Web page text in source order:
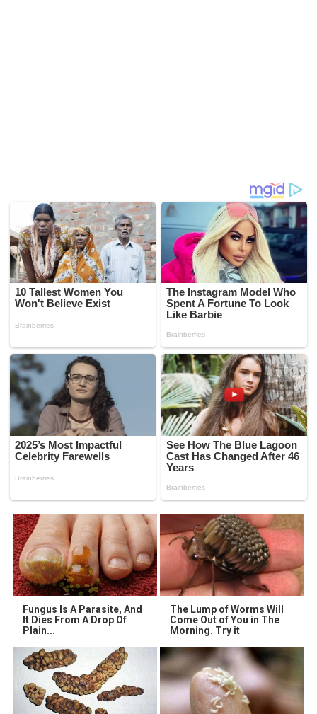
Fungus Is A Parasite, And
It Dies From A Drop Of
Plain...
The Lump of Worms Will
Come Out of You in The
Morning. Try it